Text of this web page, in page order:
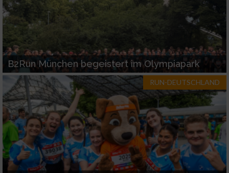
B2Run München begeistert im Olympiapark
RUN-DEUTSCHLAND